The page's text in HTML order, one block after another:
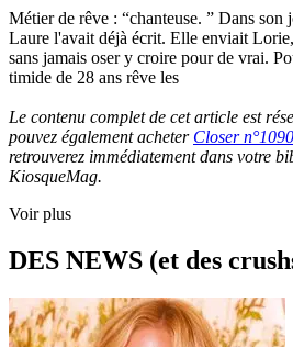
Métier de rêve : “chanteuse. ” Dans son
Laure l'avait déjà écrit. Elle enviait Lorie,
sans jamais oser y croire pour de vrai.
timide de 28 ans rêve les
Le contenu complet de cet article est
pouvez également acheter Closer n°1090
retrouverez immédiatement dans votre
KiosqueMag.
Voir plus
DES NEWS (et des